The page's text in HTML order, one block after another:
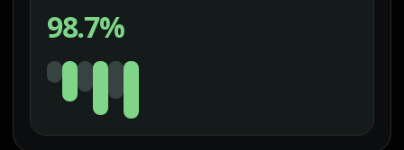
98.7%